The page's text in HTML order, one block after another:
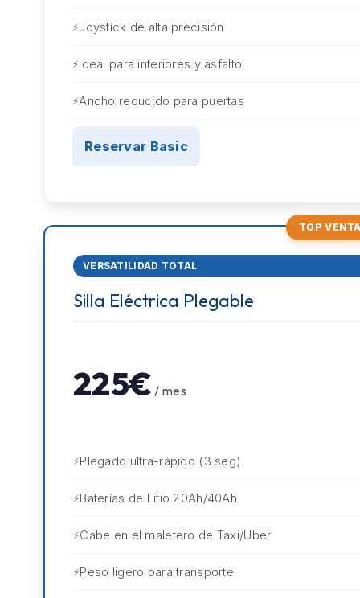
Joystick de alta precisión
Ideal para interiores y asfalto
Ancho reducido para puertas
Reservar Basic
TOP
VERSATILIDAD TOTAL
Silla Eléctrica Plegable
225€ / mes
Plegado ultra-rápido (3 seg)
Baterías de Litio 20Ah/40Ah
Cabe en el maletero de Taxi/Uber
Peso ligero para transporte